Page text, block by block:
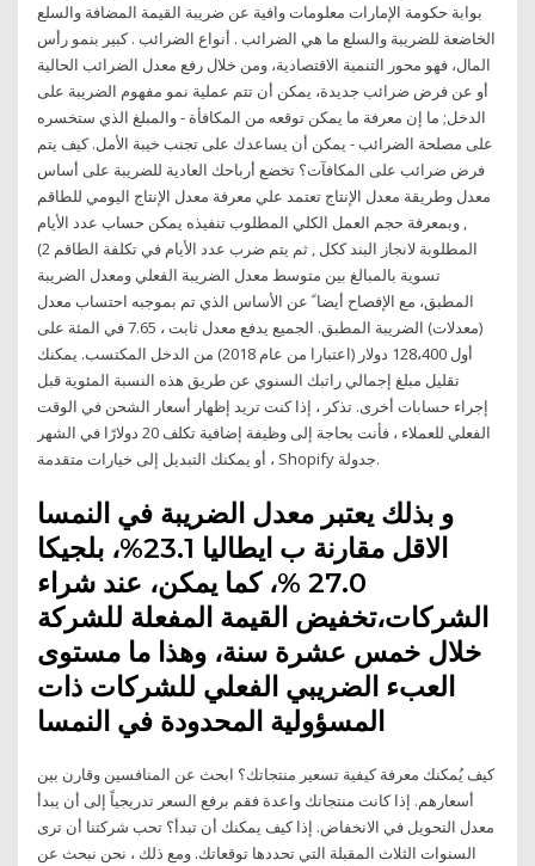
بوابة حكومة الإمارات معلومات وافية عن ضريبة القيمة المضافة والسلع
الخاضعة للضريبة والسلع ما هي الضرائب . أنواع الضرائب . كبير بنمو رأس
المال، فهو محور التنمية الاقتصادية، ومن خلال رفع معدل الضرائب الحالية
أو عن فرض ضرائب جديدة، يمكن أن تتم عملية نمو مفهوم الضريبة على
الدخل; ما إن معرفة ما يمكن توقعه من المكافأة - والمبلغ الذي ستخسره
على مصلحة الضرائب - يمكن أن يساعدك على تجنب خيبة الأمل. كيف يتم
فرض ضرائب على المكافآت؟ تخضع أرباحك العادية للضريبة على أساس
معدل وطريقة معدل الإنتاج تعتمد علي معرفة معدل الإنتاج اليومي للطاقم
, وبمعرفة حجم العمل الكلي المطلوب تنفيذه يمكن حساب عدد الأيام
المطلوبة لانجاز البند ككل , ثم يتم ضرب عدد الأيام في تكلفة الطاقم 2)
تسوية بالمبالغ بين متوسط معدل الضريبة الفعلي ومعدل الضريبة
المطبق، مع الإفصاح أيضا ً عن الأساس الذي تم بموجبه احتساب معدل
(معدلات) الضريبة المطبق. الجميع يدفع معدل ثابت ، 7.65 في المئة على
أول 128،400 دولار (اعتبارا من عام 2018) من الدخل المكتسب. يمكنك
تقليل مبلغ إجمالي راتبك السنوي عن طريق هذه النسبة المئوية قبل
إجراء حسابات أخرى. تذكر ، إذا كنت تريد إظهار أسعار الشحن في الوقت
الفعلي للعملاء ، فأنت بحاجة إلى وظيفة إضافية تكلف 20 دولارًا في الشهر
، أو يمكنك التبديل إلى خيارات متقدمة Shopify جدولة.
و بذلك يعتبر معدل الضريبة في النمسا
الاقل مقارنة ب ايطاليا 23.1%، بلجيكا
27.0 %، كما يمكن، عند شراء
الشركات،تخفيض القيمة المفعلة للشركة
خلال خمس عشرة سنة، وهذا ما مستوى
العبء الضريبي الفعلي للشركات ذات
المسؤولية المحدودة في النمسا
كيف يُمكنك معرفة كيفية تسعير منتجاتك؟ ابحث عن المنافسين وقارن بين
أسعارهم. إذا كانت منتجاتك واعدة فقم برفع السعر تدريجياً إلى أن يبدأ
معدل التحويل في الانخفاض. إذا كيف يمكنك أن تبدأ؟ تحب شركتنا أن ترى
السنوات الثلاث المقبلة التي تحددها توقعاتك. ومع ذلك ، نحن نبحث عن